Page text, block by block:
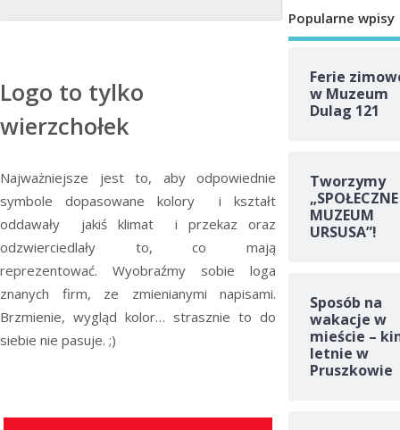
Logo to tylko
wierzchołek
Najważniejsze jest to, aby odpowiednie
symbole dopasowane kolory i kształt
oddawały jakiś klimat i przekaz oraz
odzwierciedlały to, co mają
reprezentować. Wyobraźmy sobie loga
znanych firm, ze zmienianymi napisami.
Brzmienie, wygląd kolor… strasznie to do
siebie nie pasuje. ;)
Popularne wpisy
Ferie
w Muzeum
Dulag 121
Tworzymy
„SPOŁECZNE
MUZEUM
URSUSA”!
Sposób na
wakacje w
mieście –
letnie w
Pruszkowie